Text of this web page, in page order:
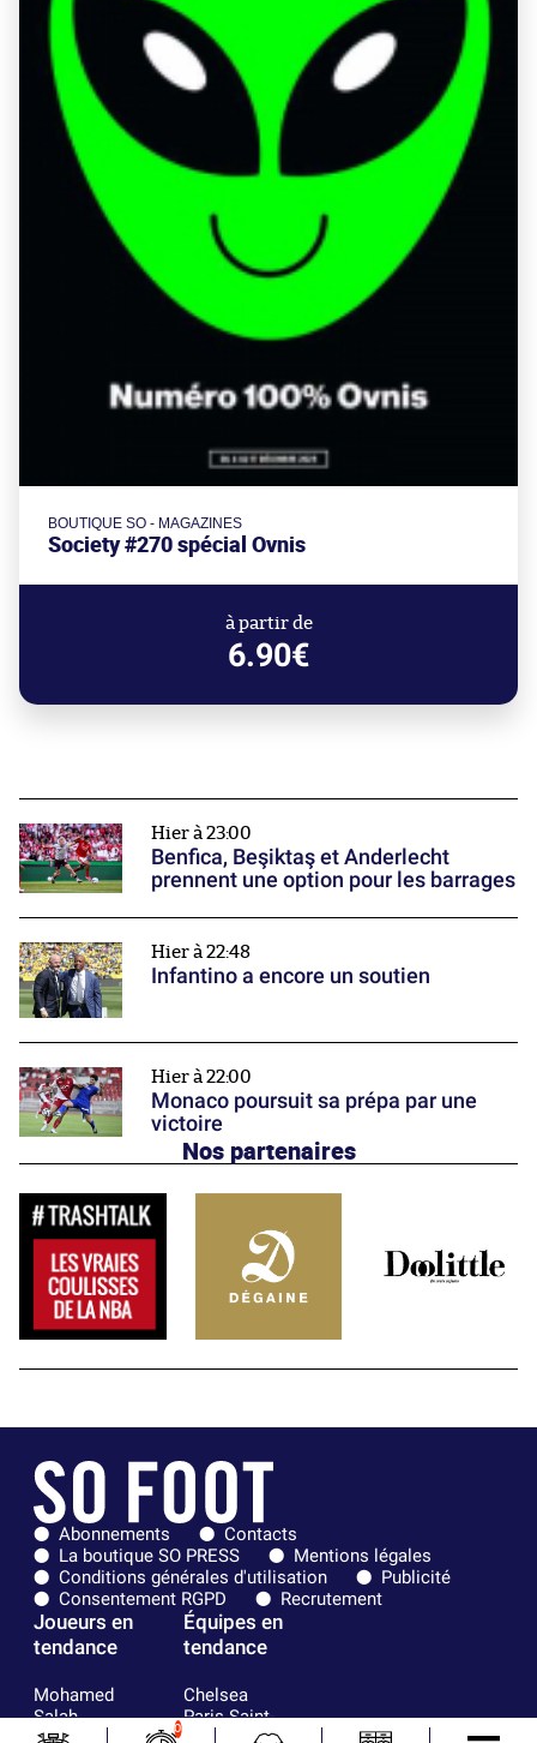
BOUTIQUE SO - MAGAZINES
Society #270 spécial Ovnis
à partir de
6.90€
Hier à 23:00
Benfica, Beşiktaş et Anderlecht
prennent une option pour les barrages
Hier à 22:48
Infantino a encore un soutien
Hier à 22:00
Monaco poursuit sa prépa par une
victoire
Nos partenaires
Abonnements
Contacts
La boutique SO PRESS
Mentions légales
Conditions générales d'utilisation
Publicité
Consentement RGPD
Recrutement
Joueurs en
tendance
Mohamed
Salah
Mykhailo
Équipes en
tendance
Chelsea
Paris Saint-
0